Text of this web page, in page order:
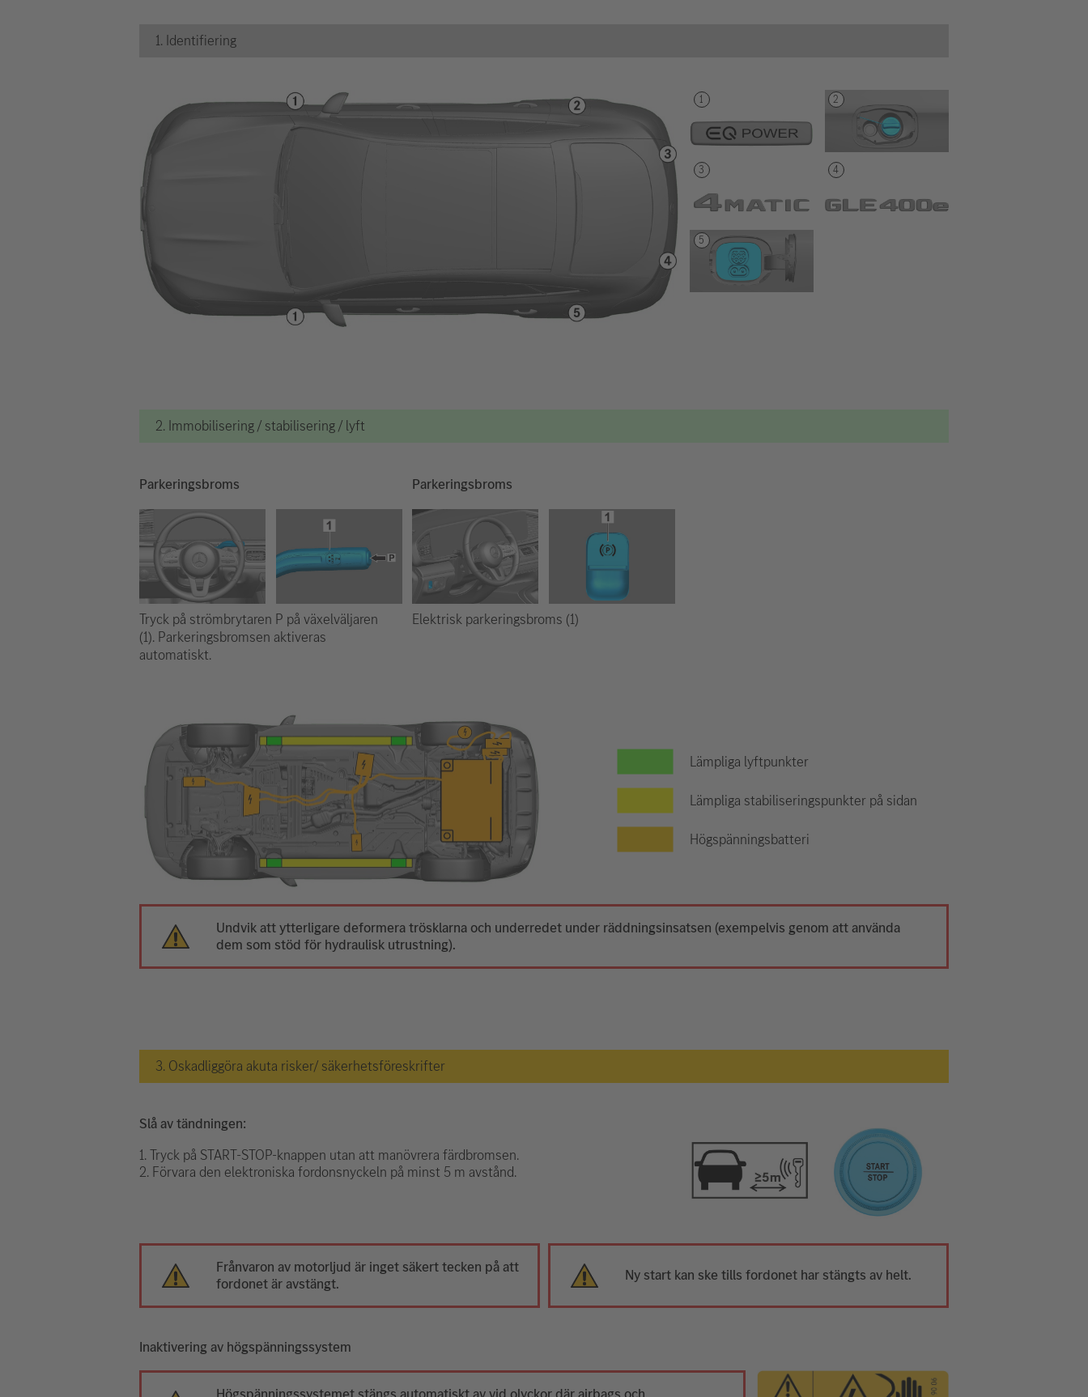
1. Identifiering
2. Immobilisering / stabilisering / lyft
Parkeringsbroms
Tryck på strömbrytaren P på växelväljaren
(1). Parkeringsbromsen aktiveras
automatiskt.
Parkeringsbroms
Elektrisk parkeringsbroms (1)
Lämpliga lyftpunkter
Lämpliga stabiliseringspunkter på sidan
Högspänningsbatteri
Undvik att ytterligare deformera trösklarna och underredet under räddningsinsatsen (exempelvis genom att använda
dem som stöd för hydraulisk utrustning).
3. Oskadliggöra akuta risker/ säkerhetsföreskrifter
Slå av tändningen:
1. Tryck på START-STOP-knappen utan att manövrera färdbromsen.
2. Förvara den elektroniska fordonsnyckeln på minst 5 m avstånd.
Frånvaron av motorljud är inget säkert tecken på att
fordonet är avstängt.
Ny start kan ske tills fordonet har stängts av helt.
Inaktivering av högspänningssystem